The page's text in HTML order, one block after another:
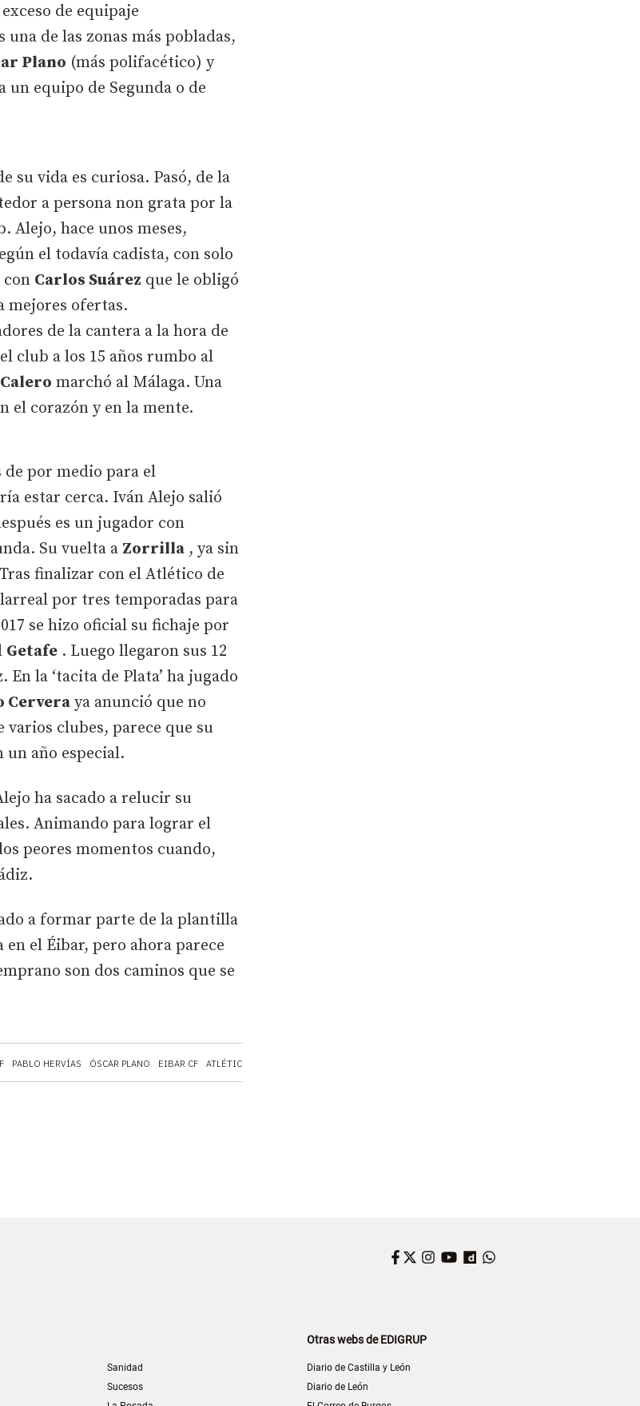
PABLO HERVÍAS ÓSCAR PLANO EIBAR CF ATLÉTICO DE MADRID
de equipaje
de las zonas más pobladas,
Plano (más polifacético) y
equipo de Segunda o de
su vida es curiosa. Pasó, de la
a persona non grata por la
Alejo, hace unos meses,
el todavía cadista, con solo
con Carlos Suárez que le obligó
mejores ofertas.
de la cantera a la hora de
club a los 15 años rumbo al
marchó al Málaga. Una
el corazón y en la mente.
de por medio para el
estar cerca. Iván Alejo salió
es un jugador con
Su vuelta a Zorrilla , ya sin
finalizar con el Atlético de
por tres temporadas para
se hizo oficial su fichaje por
Getafe . Luego llegaron sus 12
la ‘tacita de Plata’ ha jugado
Cervera ya anunció que no
varios clubes, parece que su
un año especial.
ha sacado a relucir su
Animando para lograr el
peores momentos cuando,
a formar parte de la plantilla
el Éibar, pero ahora parece
son dos caminos que se
Facebook
Twitter
Instagram
YouTube
Dailymotion
Sanidad
Sucesos
Otras webs de EDIGRUP
Diario de Castilla y León
Diario de León